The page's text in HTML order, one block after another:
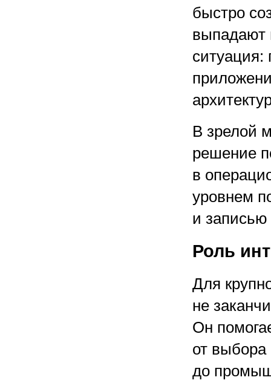
быстро
выпадают
ситуация:
В зрелой
решение
в
уровнем
и записью
Роль
Для
не
Он
от выбора
до